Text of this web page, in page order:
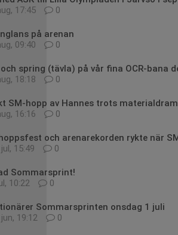
17:45
0
på arenan
09:40
0
spring (tävla) på vår fina OCR-bana
18:18
0
SM-hopp av Hannes trots
16:16
0
och arenarekorden rykte när
15:49
0
Sommarsprint!
10:22
0
Sommarsprinten onsdag 1 juli
19:12
0